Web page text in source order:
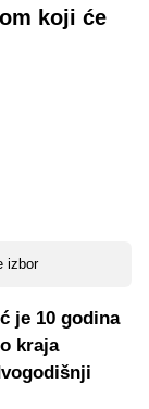
koji će
izbor
je 10 godina
kraja